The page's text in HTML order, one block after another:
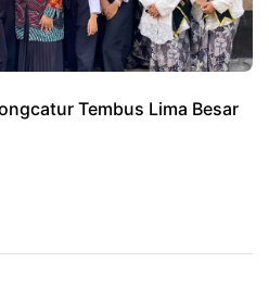
Tembus Lima Besar